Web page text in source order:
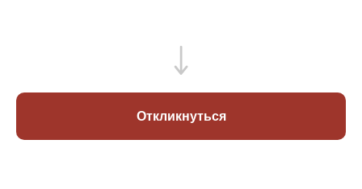
Откликнуться